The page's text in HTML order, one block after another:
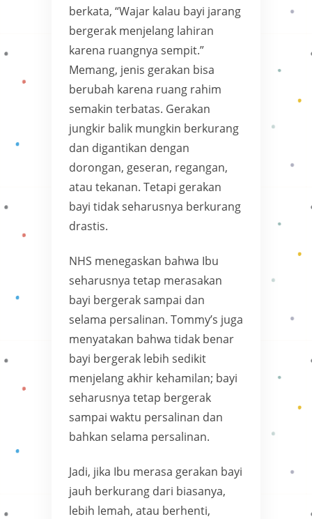
berkata, “Wajar kalau bayi jarang
bergerak menjelang lahiran
karena ruangnya sempit.”
Memang, jenis gerakan bisa
berubah karena ruang rahim
semakin terbatas. Gerakan
jungkir balik mungkin berkurang
dan digantikan dengan
dorongan, geseran, regangan,
atau tekanan. Tetapi gerakan
bayi tidak seharusnya berkurang
drastis.
NHS menegaskan bahwa Ibu
seharusnya tetap merasakan
bayi bergerak sampai dan
selama persalinan. Tommy’s juga
menyatakan bahwa tidak benar
bayi bergerak lebih sedikit
menjelang akhir kehamilan; bayi
seharusnya tetap bergerak
sampai waktu persalinan dan
bahkan selama persalinan.
Jadi, jika Ibu merasa gerakan bayi
jauh berkurang dari biasanya,
lebih lemah, atau berhenti,